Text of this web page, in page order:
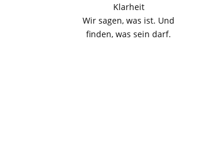
Klarheit
Wir sagen, was ist. Und
finden, was sein darf.